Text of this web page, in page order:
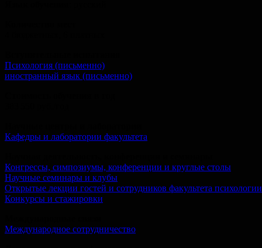
Психология (письменно)
иностранный язык (письменно)
Кафедры и лаборатории факультета
Конгрессы, симпозиумы, конференции и круглые столы
Научные семинары и клубы
Открытые лекции гостей и сотрудников факультета
Конкурсы и стажировки
Международное сотрудничество